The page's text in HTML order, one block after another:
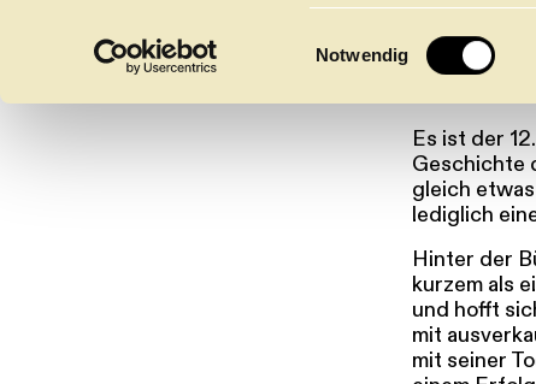
i
Notwendig
Spielzeit 2026/
Tickets &
Es ist der
Geschichte
gleich
lediglich
Hinter der
kurzem als
und hofft
mit
mit seiner